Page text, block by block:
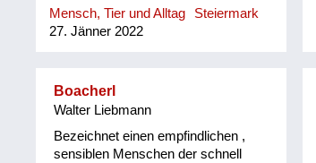
Mensch, Tier und Alltag
Steiermark
27. Jänner 2022
Boacherl
Walter Liebmann
Bezeichnet einen empfindlichen ,
sensiblen Menschen der schnell